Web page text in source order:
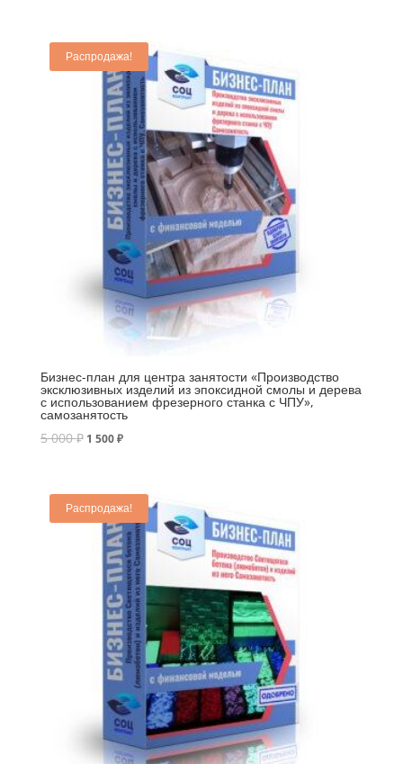
Распродажа!
Бизнес-план для центра занятости «Производство
эксклюзивных изделий из эпоксидной смолы и дерева
с использованием фрезерного станка с ЧПУ»,
самозанятость
5 000₽ 1 500₽
Распродажа!